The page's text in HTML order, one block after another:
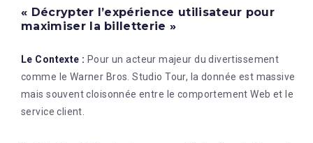
« Décrypter l’expérience utilisateur pour
maximiser la billetterie »
Le Contexte : Pour un acteur majeur du divertissement
comme le Warner Bros. Studio Tour, la donnée est massive
mais souvent cloisonnée entre le comportement Web et le
service client